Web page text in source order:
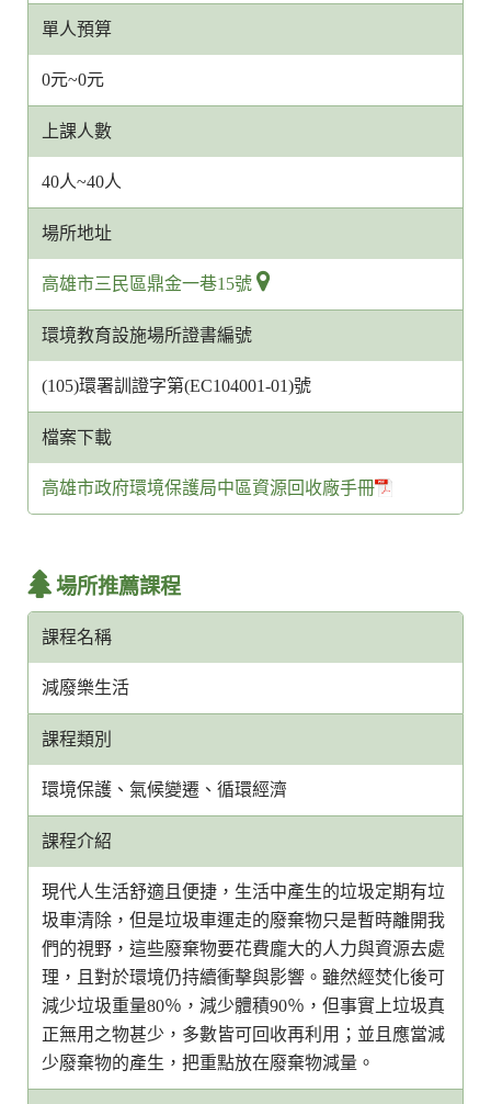
址
單人預算
0元~0元
上課人數
40人~40人
場所地址
高雄市三民區鼎金一巷15號
環境教育設施場所證書編號
(105)環署訓證字第(EC104001-01)號
檔案下載
高雄市政府環境保護局中區資源回收廠手冊
場所推薦課程
課程名稱
減廢樂生活
課程類別
環境保護、氣候變遷、循環經濟
課程介紹
現代人生活舒適且便捷，生活中產生的垃圾定期有垃
圾車清除，但是垃圾車運走的廢棄物只是暫時離開我
們的視野，這些廢棄物要花費龐大的人力與資源去處
理，且對於環境仍持續衝擊與影響。雖然經焚化後可
減少垃圾重量80％，減少體積90％，但事實上垃圾真
正無用之物甚少，多數皆可回收再利用；並且應當減
少廢棄物的產生，把重點放在廢棄物減量。